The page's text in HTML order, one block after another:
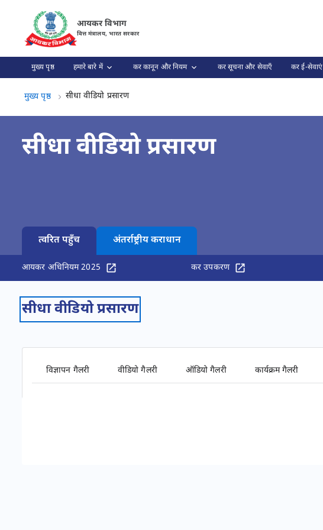
सीधा वीडियो प्रसारण पृष्ठ लोड हो गया
आयकर विभाग
वित्त मंत्रालय, भारत सरकार
मुख्य पृष्ठ हमारे बारे में कर कानून और नियम कर सूचना और सेवाएँ कर ई-सेवाएं
मुख्य पृष्ठ सीधा वीडियो प्रसारणसीधा वीडियो प्रसारण, (2 का 2)
सीधा वीडियो प्रसारण
त्वरित पहुँच अंतर्राष्ट्रीय कराधान
आयकर अधिनियम 2025 कर उपकरण
सीधा वीडियो प्रसारण
विज्ञापन गैलरी वीडियो गैलरी ऑडियो गैलरी कार्यक्रम गैलरी